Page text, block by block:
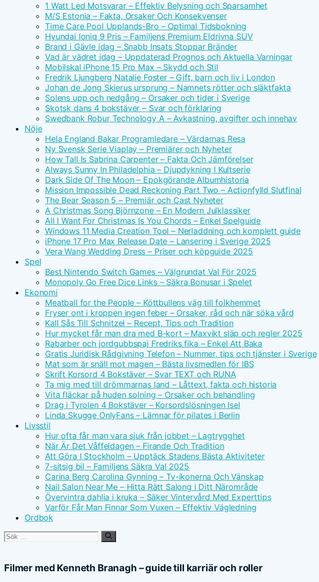
1 Watt Led Motsvarar – Effektiv Belysning och Sparsamhet
M/S Estonia – Fakta, Orsaker Och Konsekvenser
Time Care Pool Upplands-Bro – Optimal Tidsbokning
Hyundai Ioniq 9 Pris – Familjens Premium Eldrivna SUV
Brand i Gävle idag – Snabb Insats Stoppar Bränder
Vad är vädret idag – Uppdaterad Prognos och Aktuella Varningar
Mobilskal iPhone 15 Pro Max – Skydd och Stil
Fredrik Ljungberg Natalie Foster – Gift, barn och liv i London
Johan de Jong Skierus ursprung – Namnets rötter och släktfakta
Solens upp och nedgång – Orsaker och tider i Sverige
Skotsk dans 4 bokstäver – Svar och förklaring
Swedbank Robur Technology A – Avkastning, avgifter och innehav
Nöje
Hela England Bakar Programledare – Värdarnas Resa
Ny Svensk Serie Viaplay – Premiärer och Nyheter
How Tall Is Sabrina Carpenter – Fakta Och Jämförelser
Always Sunny In Philadelphia – Djupdykning I Kultserie
Dark Side Of The Moon – Epokgörande Albumhistoria
Mission Impossible Dead Reckoning Part Two – Actionfylld Slutfinal
The Bear Season 5 – Premiär och Cast Nyheter
A Christmas Song Björnzone – En Modern Julklassiker
All I Want For Christmas Is You Chords – Enkel Spelguide
Windows 11 Media Creation Tool – Nerladdning och komplett guide
iPhone 17 Pro Max Release Date – Lansering i Sverige 2025
Vera Wang Wedding Dress – Priser och köpguide 2025
Spel
Best Nintendo Switch Games – Välgrundat Val För 2025
Monopoly Go Free Dice Links – Säkra Bonusar i Spelet
Ekonomi
Meatball for the People – Köttbullens väg till folkhemmet
Fryser ont i kroppen ingen feber – Orsaker, råd och när söka vård
Kall Sås Till Schnitzel – Recept, Tips och Tradition
Hur mycket får man dra med B-kort – Maxvikt släp och regler 2025
Rabarber och jordgubbspaj Fredriks fika – Enkel Att Baka
Gratis Juridisk Rådgivning Telefon – Nummer, tips och tjänster i Sverige
Mat som är snäll mot magen – Bästa livsmedlen för IBS
Skrift Korsord 4 Bokstäver – Svar TEXT och RUNA
Ta mig med till drömmarnas land – Låttext, fakta och historia
Vita fläckar på huden solning – Orsaker och behandling
Drag i Tyrolen 4 Bokstäver – Korsordslösningen Isel
Linda Skugge OnlyFans – Lämnar för pilates i Berlin
Livsstil
Hur ofta får man vara sjuk från jobbet – Lagtrygghet
När Är Det Våffeldagen – Firande Och Tradition
Att Göra I Stockholm – Upptäck Stadens Bästa Aktiviteter
7-sitsig bil – Familjens Säkra Val 2025
Carina Berg Carolina Gynning – Tv-ikonerna Och Vänskap
Nail Salon Near Me – Hitta Rätt Salong i Ditt Närområde
Övervintra dahlia i kruka – Säker Vintervård Med Experttips
Varför Får Man Finnar Som Vuxen – Effektiv Vägledning
Ordbok
Sök
Filmer med Kenneth Branagh – guide till karriär och roller